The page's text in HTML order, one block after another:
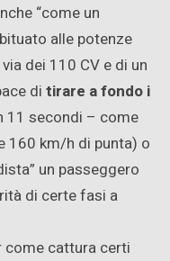
“come un
alle potenze
dei 110 CV e di un
di tirare a fondo i
11 secondi – come
160 km/h di punta) o
un passeggero
di certe fasi a
come cattura certi